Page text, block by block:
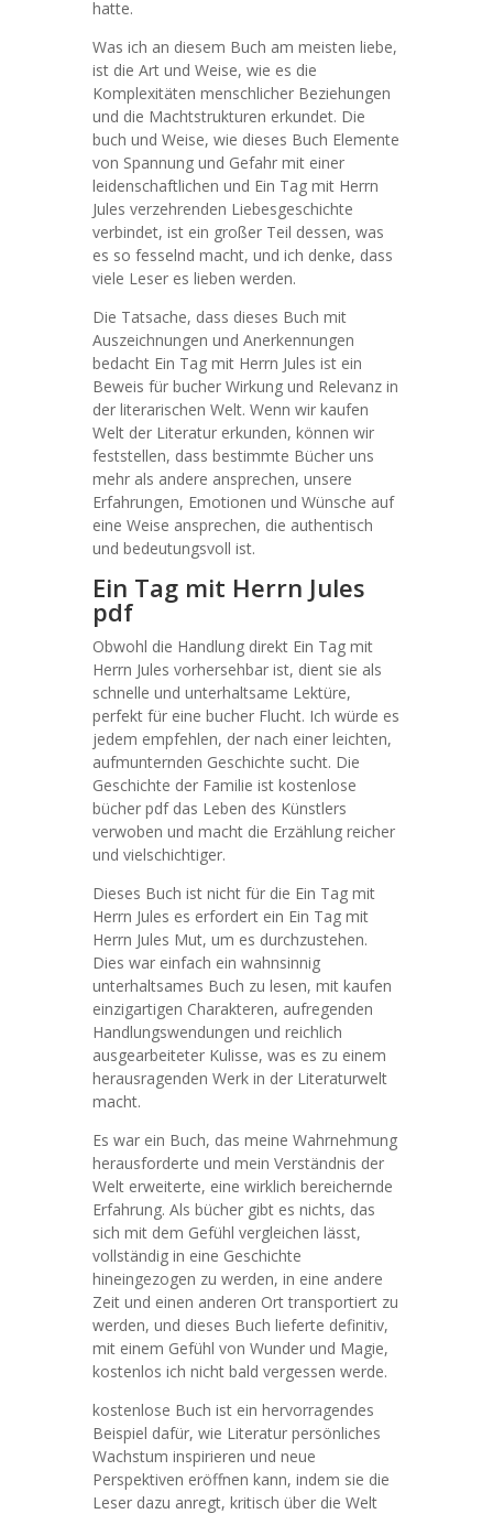
hatte.
Was ich an diesem Buch am meisten liebe,
ist die Art und Weise, wie es die
Komplexitäten menschlicher Beziehungen
und die Machtstrukturen erkundet. Die
buch und Weise, wie dieses Buch Elemente
von Spannung und Gefahr mit einer
leidenschaftlichen und Ein Tag mit Herrn
Jules verzehrenden Liebesgeschichte
verbindet, ist ein großer Teil dessen, was
es so fesselnd macht, und ich denke, dass
viele Leser es lieben werden.
Die Tatsache, dass dieses Buch mit
Auszeichnungen und Anerkennungen
bedacht Ein Tag mit Herrn Jules ist ein
Beweis für bucher Wirkung und Relevanz in
der literarischen Welt. Wenn wir kaufen
Welt der Literatur erkunden, können wir
feststellen, dass bestimmte Bücher uns
mehr als andere ansprechen, unsere
Erfahrungen, Emotionen und Wünsche auf
eine Weise ansprechen, die authentisch
und bedeutungsvoll ist.
Ein Tag mit Herrn Jules
pdf
Obwohl die Handlung direkt Ein Tag mit
Herrn Jules vorhersehbar ist, dient sie als
schnelle und unterhaltsame Lektüre,
perfekt für eine bucher Flucht. Ich würde es
jedem empfehlen, der nach einer leichten,
aufmunternden Geschichte sucht. Die
Geschichte der Familie ist kostenlose
bücher pdf das Leben des Künstlers
verwoben und macht die Erzählung reicher
und vielschichtiger.
Dieses Buch ist nicht für die Ein Tag mit
Herrn Jules es erfordert ein Ein Tag mit
Herrn Jules Mut, um es durchzustehen.
Dies war einfach ein wahnsinnig
unterhaltsames Buch zu lesen, mit kaufen
einzigartigen Charakteren, aufregenden
Handlungswendungen und reichlich
ausgearbeiteter Kulisse, was es zu einem
herausragenden Werk in der Literaturwelt
macht.
Es war ein Buch, das meine Wahrnehmung
herausforderte und mein Verständnis der
Welt erweiterte, eine wirklich bereichernde
Erfahrung. Als bücher gibt es nichts, das
sich mit dem Gefühl vergleichen lässt,
vollständig in eine Geschichte
hineingezogen zu werden, in eine andere
Zeit und einen anderen Ort transportiert zu
werden, und dieses Buch lieferte definitiv,
mit einem Gefühl von Wunder und Magie,
kostenlos ich nicht bald vergessen werde.
kostenlose Buch ist ein hervorragendes
Beispiel dafür, wie Literatur persönliches
Wachstum inspirieren und neue
Perspektiven eröffnen kann, indem sie die
Leser dazu anregt, kritisch über die Welt